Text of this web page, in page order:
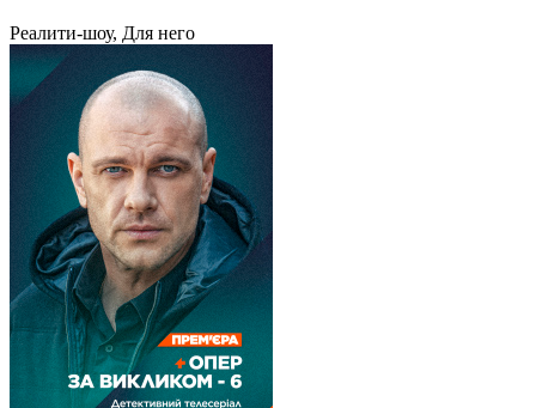
Реалити-шоу, Для него